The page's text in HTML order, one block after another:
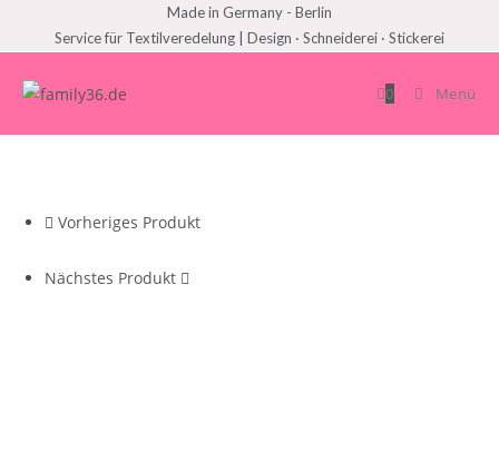
Made in Germany - Berlin
Service für Textilveredelung | Design · Schneiderei · Stickerei
0 Menü
Vorheriges Produkt
Nächstes Produkt